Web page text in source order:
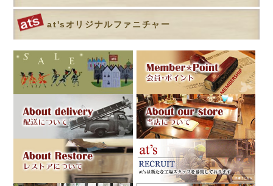
at'sオリジナルファニチャー